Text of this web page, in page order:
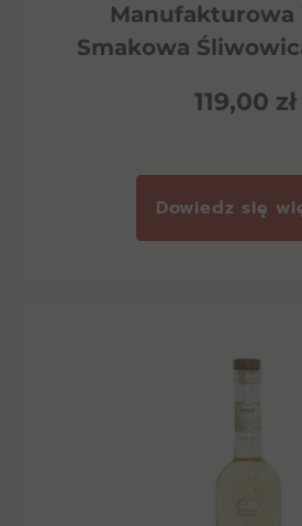
Manufakturowa
Smakowa
119,00 zł
Dowiedz się